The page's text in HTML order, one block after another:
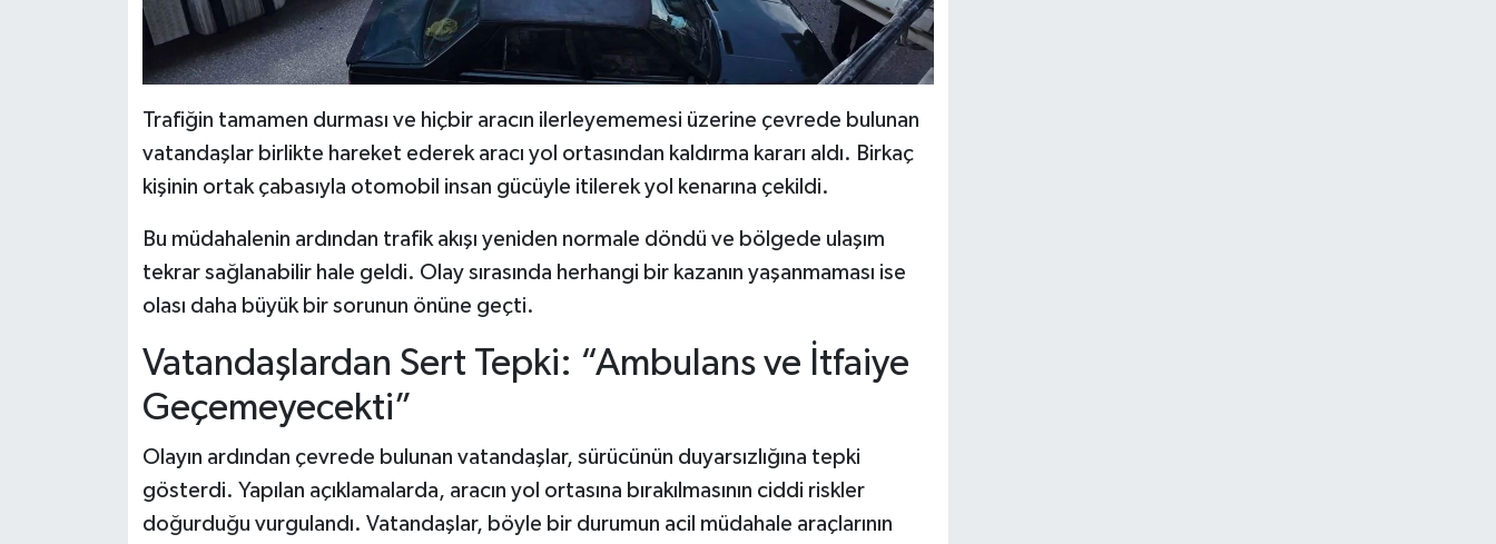
Trafiğin tamamen durması ve hiçbir aracın ilerleyememesi üzerine çevrede bulunan
vatandaşlar birlikte hareket ederek aracı yol ortasından kaldırma kararı aldı. Birkaç
kişinin ortak çabasıyla otomobil insan gücüyle itilerek yol kenarına çekildi.
Bu müdahalenin ardından trafik akışı yeniden normale döndü ve bölgede ulaşım
tekrar sağlanabilir hale geldi. Olay sırasında herhangi bir kazanın yaşanmaması ise
olası daha büyük bir sorunun önüne geçti.
Vatandaşlardan Sert Tepki: “Ambulans ve İtfaiye
Geçemeyecekti”
Olayın ardından çevrede bulunan vatandaşlar, sürücünün duyarsızlığına tepki
gösterdi. Yapılan açıklamalarda, aracın yol ortasına bırakılmasının ciddi riskler
doğurduğu vurgulandı. Vatandaşlar, böyle bir durumun acil müdahale araçlarının